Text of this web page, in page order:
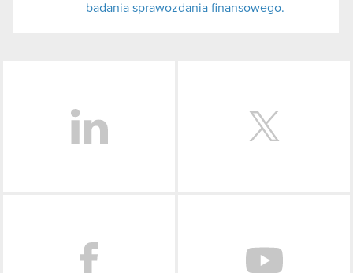
badania sprawozdania finansowego.